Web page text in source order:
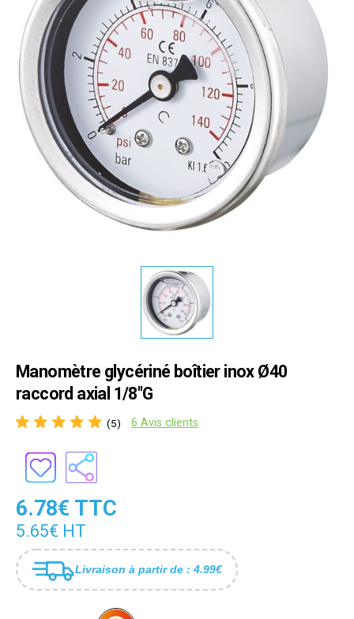
Manomètre glycériné boîtier inox Ø40
raccord axial 1/8"G
(5) 6 Avis clients
6.78€ TTC
5.65€ HT
Livraison à partir de : 4.99€